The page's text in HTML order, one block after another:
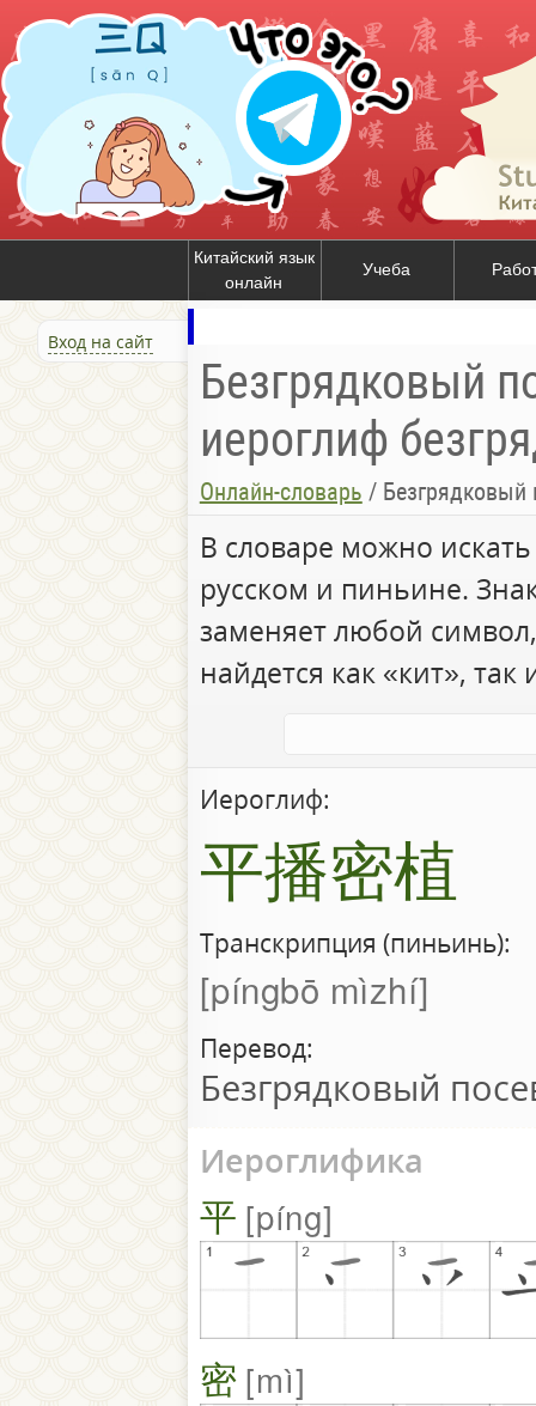
Китайский язык
онлайн
Учеба
Вход на сайт
Безгрядковый
иероглиф
Онлайн-словарь / Безгрядковый
В словаре можно
русском и пиньине.
заменяет любой
найдется как «кит», так
Иероглиф:
平播密植
Транскрипция (пиньинь):
píngbō mìzhí
Перевод:
Безгрядковый
Иероглифика
平 píng
密 mì